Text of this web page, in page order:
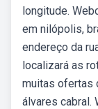
longitude.
em nilópolis,
endereço da
localizará as
muitas ofertas
álvares cabral.